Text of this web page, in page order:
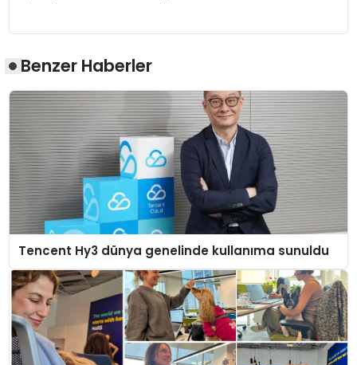
Benzer Haberler
Tencent Hy3 dünya genelinde kullanıma sunuldu